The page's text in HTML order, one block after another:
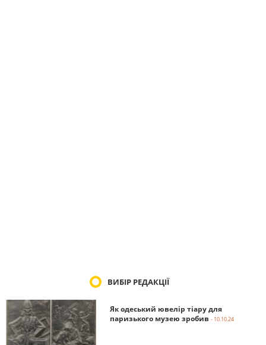
ВИБІР РЕДАКЦІЇ
Як одеський ювелір тіару для
паризького музею зробив - 10.10.24